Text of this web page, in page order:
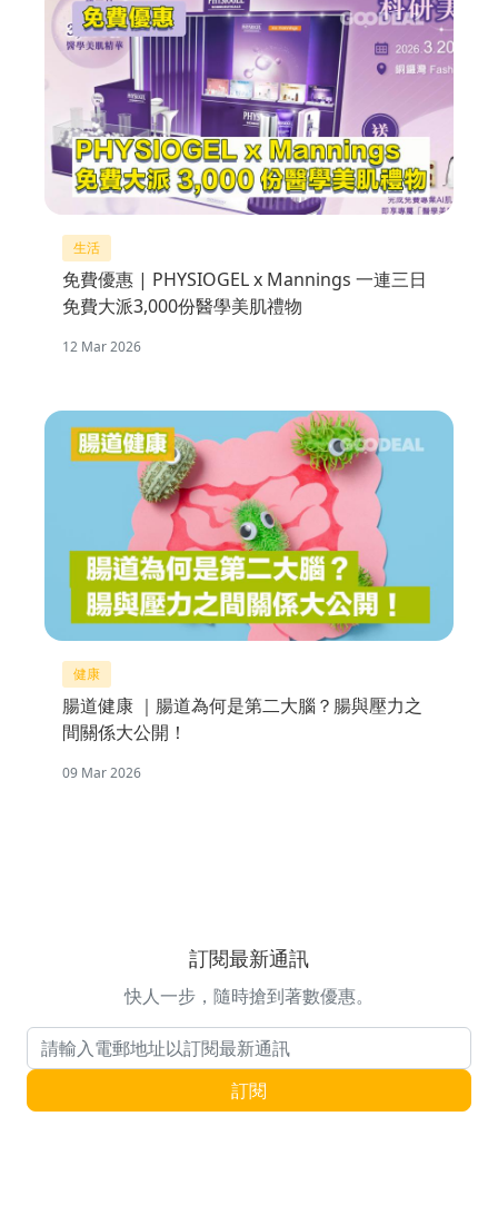
生活
免費優惠 | PHYSIOGEL x Mannings 一連三日
免費大派3,000份醫學美肌禮物
12 Mar 2026
健康
腸道健康 ｜腸道為何是第二大腦？腸與壓力之
間關係大公開！
09 Mar 2026
訂閱最新通訊
快人一步，隨時搶到著數優惠。
電郵地址 訂閱